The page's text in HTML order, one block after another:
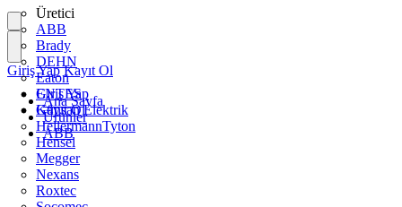
Üretici
ABB
Brady
DEHN
Eaton
ENTES
Günsan Elektrik
HellermannTyton
Hensel
Megger
Nexans
Roxtec
Giriş Yap
Kayıt Ol
Giriş Yap Kayıt Ol
Ana Sayfa
Ürünler
ABB